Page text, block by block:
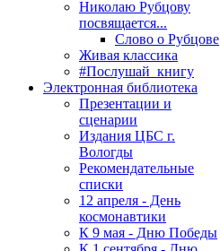
Николаю Рубцову
посвящается...
Слово о Рубцове
Живая классика
#Послушай_книгу
Электронная библиотека
Презентации и
сценарии
Издания ЦБС г.
Вологды
Рекомендательные
списки
12 апреля - День
космонавтики
К 9 мая - Дню Победы